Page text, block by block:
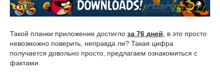
Такой планки приложение достигло за 76 дней, в это просто
невозможно поверить, неправда ли? Такая цифра
получается довольно просто, предлагаем ознакомиться с
фактами.